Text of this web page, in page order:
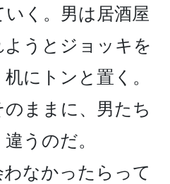
く。男は居酒屋
うとジョッキを
にトンと置く。
ままに、男たち
うのだ。
わなかったらって